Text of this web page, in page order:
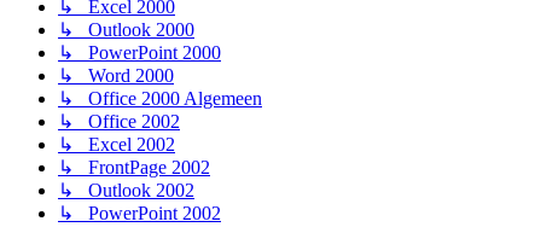
↳ Excel 2000
↳ Outlook 2000
↳ PowerPoint 2000
↳ Word 2000
↳ Office 2000 Algemeen
↳ Office 2002
↳ Excel 2002
↳ FrontPage 2002
↳ Outlook 2002
↳ PowerPoint 2002